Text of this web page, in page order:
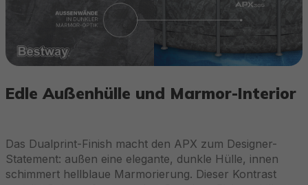
Edle Außenhülle und Marmor-Interior
Das Dualprint-Finish macht den APX zum Designer-
Statement: außen eine elegante, dunkle Hülle, innen
schimmert hellblaue Marmorierung. Dieser Kontrast